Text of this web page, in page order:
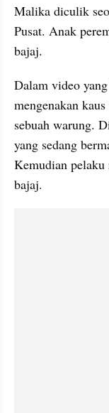
Malika diculik
Pusat. Anak
bajaj.
Dalam video
mengenakan
sebuah warung.
yang sedang
Kemudian pelaku
bajaj.